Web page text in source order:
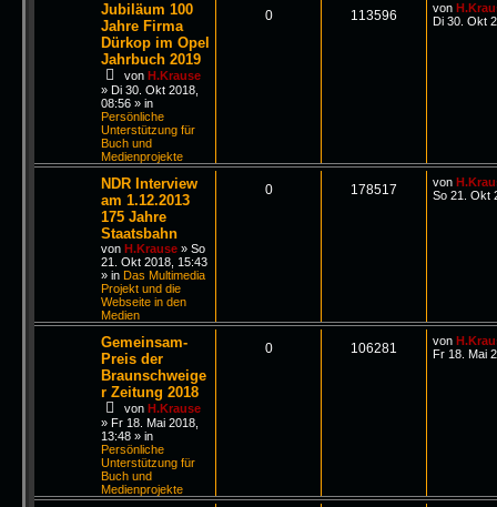
Jubiläum 100
Jahre Firma
Dürkop im Opel
Jahrbuch 2019
von H.Krause
» Di 30. Okt 2018,
08:56 » in
Persönliche
Unterstützung für
Buch und
Medienprojekte
0 113596 von
Di 30. Okt
NDR Interview
am 1.12.2013
175 Jahre
Staatsbahn
von H.Krause » So
21. Okt 2018, 15:43
» in Das Multimedia
Projekt und die
Webseite in den
Medien
0 178517 von
So 21. Okt
Gemeinsam-
Preis der
Braunschweige
r Zeitung 2018
von H.Krause
» Fr 18. Mai 2018,
13:48 » in
Persönliche
Unterstützung für
Buch und
Medienprojekte
0 106281 von
Fr 18. Mai